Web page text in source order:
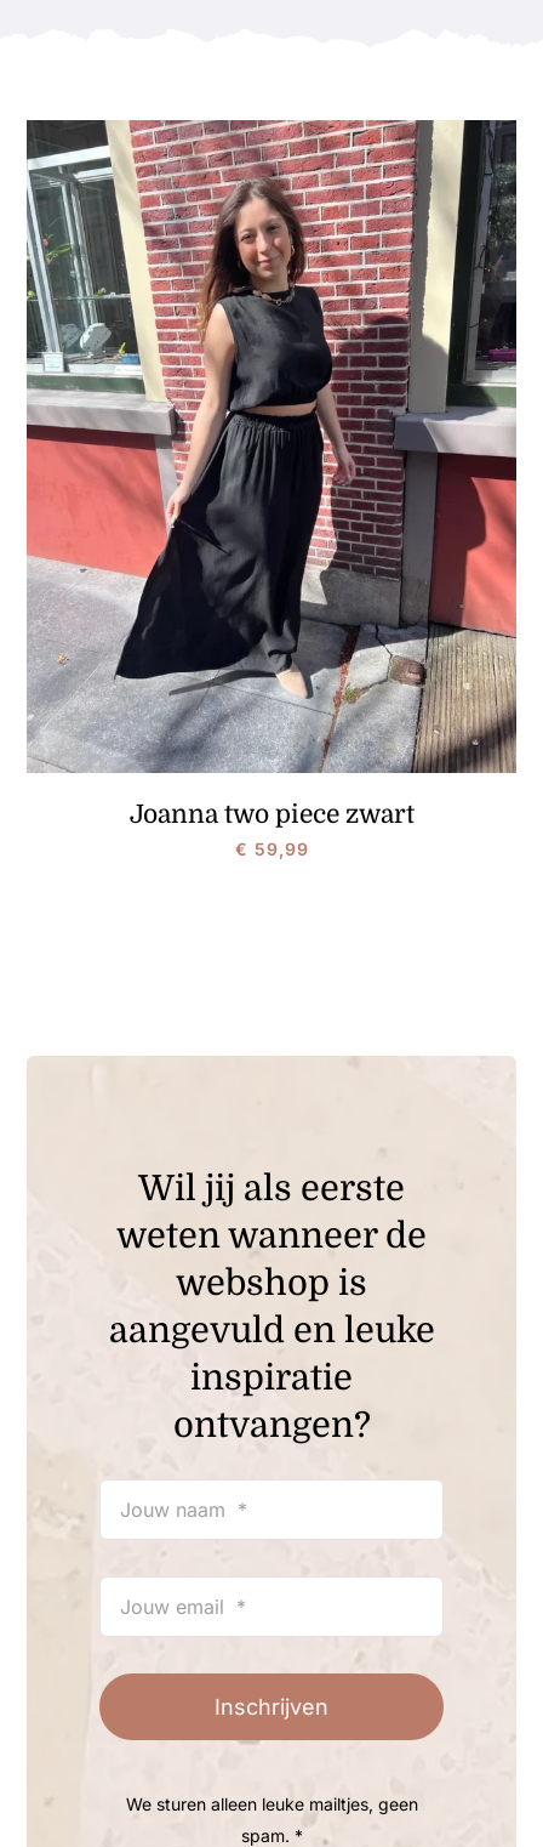
Over Pleck
Blog
Contact
Joanna two piece zwart
€ 59,99
Wil jij als eerste
weten wanneer de
webshop is
aangevuld en leuke
inspiratie
ontvangen?
Inschrijven
We sturen alleen leuke mailtjes, geen
spam. *